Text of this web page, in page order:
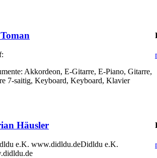
Akkordeon, E-Gitarre, E-Piano, Gitarre,
7-saitig, Keyboard, Keyboard, Klavier
Häusler
Didldu e.K.